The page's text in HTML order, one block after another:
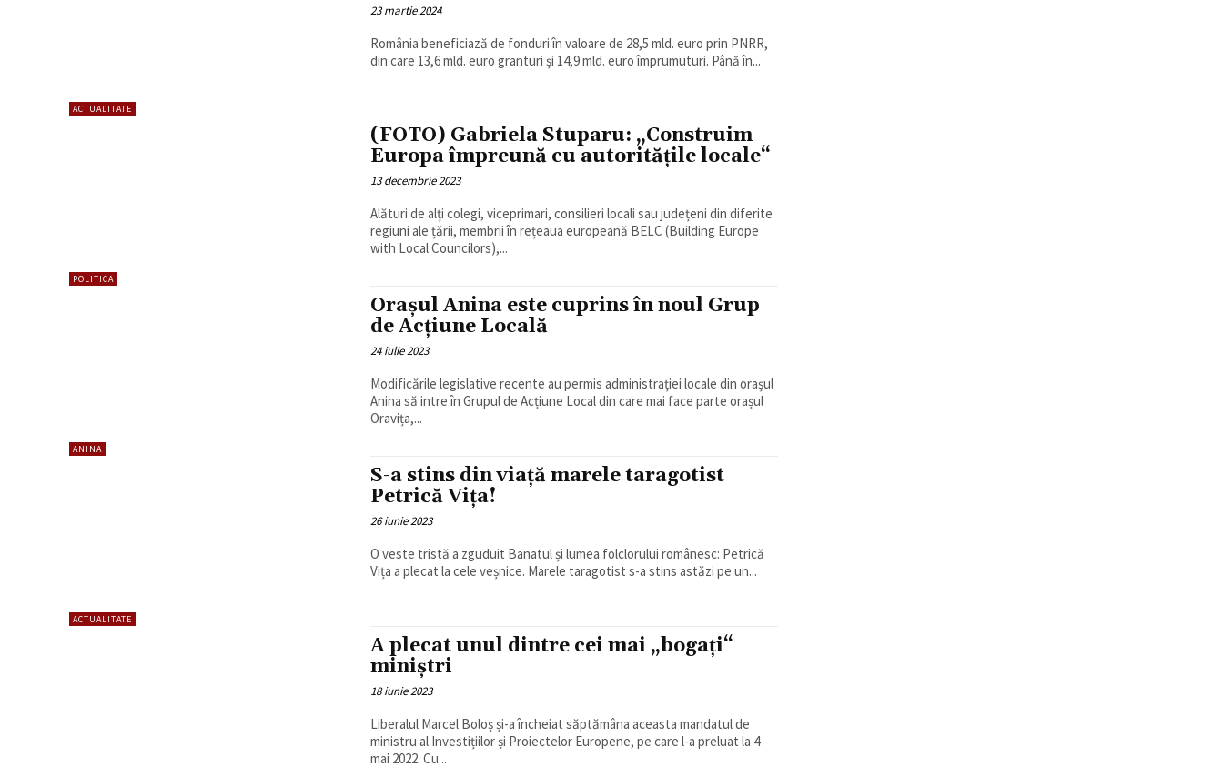
ACTUALITATE
23 martie 2024
România beneficiază de fonduri în valoare de 28,5 mld. euro prin PNRR,
din care 13,6 mld. euro granturi și 14,9 mld. euro împrumuturi. Până în...
POLITICA
(FOTO) Gabriela Stuparu: „Construim
Europa împreună cu autoritățile locale“
13 decembrie 2023
Alături de alți colegi, viceprimari, consilieri locali sau județeni din diferite
regiuni ale țării, membrii în rețeaua europeană BELC (Building Europe
with Local Councilors),...
ANINA
Orașul Anina este cuprins în noul Grup
de Acțiune Locală
24 iulie 2023
Modificările legislative recente au permis administrației locale din orașul
Anina să intre în Grupul de Acțiune Local din care mai face parte orașul
Oravița,...
ACTUALITATE
S-a stins din viață marele taragotist
Petrică Vița!
26 iunie 2023
O veste tristă a zguduit Banatul și lumea folclorului românesc: Petrică
Vița a plecat la cele veșnice. Marele taragotist s-a stins astăzi pe un...
A plecat unul dintre cei mai „bogați“
miniștri
18 iunie 2023
Liberalul Marcel Boloș și-a încheiat săptămâna aceasta mandatul de
ministru al Investițiilor și Proiectelor Europene, pe care l-a preluat la 4
mai 2022. Cu...